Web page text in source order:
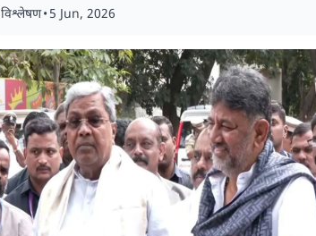
विश्लेषण• 5 Jun, 2026